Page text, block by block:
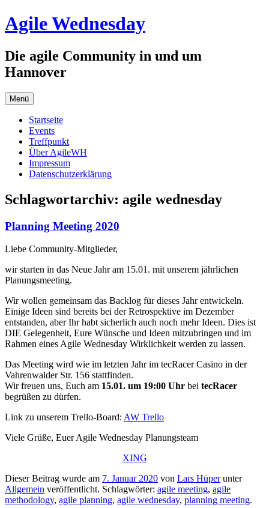
Zum
Inhalt
Agile Wednesday
Die agile Community in und um
Hannover
Menü
Startseite
Events
Treffpunkt
Über AgileWH
Impressum
Datenschutzerklärung
Schlagwortarchiv: agile wednesday
Planning Meeting 2020
Liebe Community-Mitglieder,
wir starten in das Neue Jahr am 15.01. mit unserem jährlichen
Planungsmeeting.
Wir wollen gemeinsam das Backlog für dieses Jahr entwickeln.
Einige Ideen sind bereits bei der Retrospektive im Dezember
entstanden, aber Ihr habt sicherlich auch noch mehr Ideen. Dies ist
DIE Gelegenheit, Eure Wünsche und Ideen mitzubringen und im
Rahmen eines Agile Wednesday Wirklichkeit werden zu lassen.
Das Meeting wird wie im letzten Jahr im tecRacer Casino in der
Vahrenwalder Str. 156 stattfinden.
Wir freuen uns, Euch am 15.01. um 19:00 Uhr bei tecRacer
begrüßen zu dürfen.
Link zu unserem Trello-Board: AW Trello
Viele Grüße, Euer Agile Wednesday Planungsteam
XING
Dieser Beitrag wurde am 7. Januar 2020 von Lars Hüperunter
Allgemein veröffentlicht. Schlagwörter: agile meeting, agile
methodology, agile planning, agile wednesday, planning meeting.